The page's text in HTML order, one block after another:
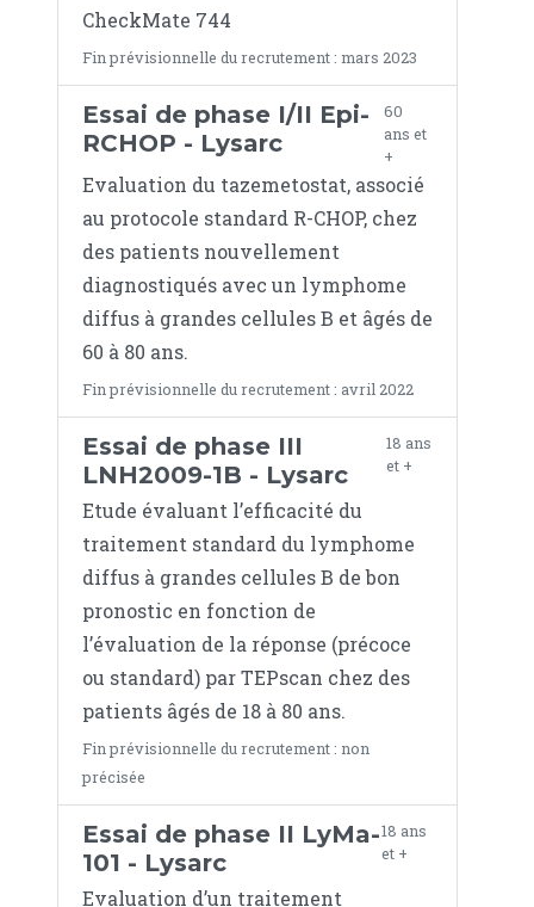
CheckMate 744
Fin prévisionnelle du recrutement : mars 2023
Essai de phase I/II Epi-
RCHOP - Lysarc
60
ans et
+
Evaluation du tazemetostat, associé
au protocole standard R-CHOP, chez
des patients nouvellement
diagnostiqués avec un lymphome
diffus à grandes cellules B et âgés de
60 à 80 ans.
Fin prévisionnelle du recrutement : avril 2022
Essai de phase III
LNH2009-1B - Lysarc
18 ans
et +
Etude évaluant l’efficacité du
traitement standard du lymphome
diffus à grandes cellules B de bon
pronostic en fonction de
l’évaluation de la réponse (précoce
ou standard) par TEPscan chez des
patients âgés de 18 à 80 ans.
Fin prévisionnelle du recrutement : non
précisée
Essai de phase II LyMa-
101 - Lysarc
18 ans
et +
Evaluation d’un traitement